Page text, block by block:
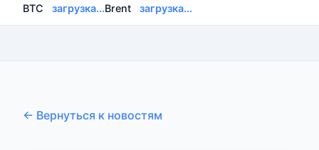
BTC
загрузка...Brent загрузка...
← Вернуться к новостям